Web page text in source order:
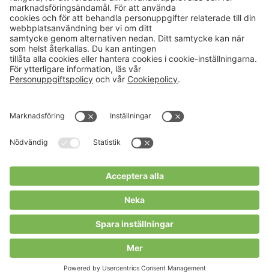
Karriär
Kalender
Verksamheter
Om Hushållningssällskapet
Hushållningssällskapens
Tjänster
Välkommen till Portalen!
Cookies m.m.
Cookies
Allmänna villkor